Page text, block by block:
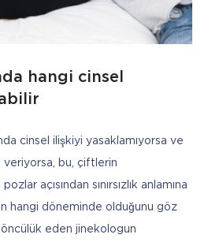
hangi cinsel
cinsel ilişkiyi yasaklamıyorsa ve
veriyorsa, bu, çiftlerin
açısından sınırsızlık anlamına
hangi döneminde olduğunu göz
eden jinekologun